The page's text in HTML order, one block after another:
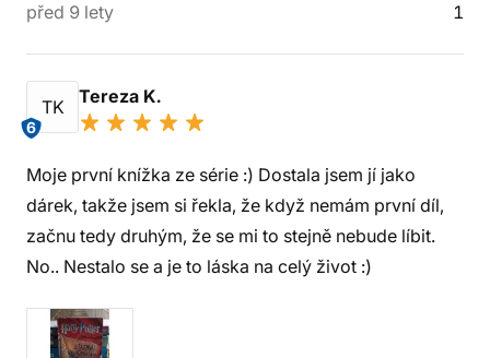
před 9 lety 1
TK
6
Tereza K.
Moje první knížka ze série :) Dostala jsem jí jako
dárek, takže jsem si řekla, že když nemám první díl,
začnu tedy druhým, že se mi to stejně nebude líbit.
No.. Nestalo se a je to láska na celý život :)